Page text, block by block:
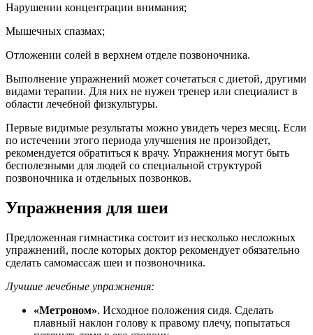
Нарушении концентрации внимания;
Мышечных спазмах;
Отложении солей в верхнем отделе позвоночника.
Выполнение упражнений может сочетаться с диетой, другими
видами терапии. Для них не нужен тренер или специалист в
области лечебной физкультуры.
Первые видимые результаты можно увидеть через месяц. Если
по истечении этого периода улучшения не произойдет,
рекомендуется обратиться к врачу. Упражнения могут быть
бесполезными для людей со специальной структурой
позвоночника и отдельных позвонков.
Упражнения для шеи
Предложенная гимнастика состоит из несколько несложных
упражнений, после которых доктор рекомендует обязательно
сделать самомассаж шеи и позвоночника.
Лучшие лечебные упражнения:
«Метроном». Исходное положения сидя. Сделать
плавный наклон голову к правому плечу, попытаться